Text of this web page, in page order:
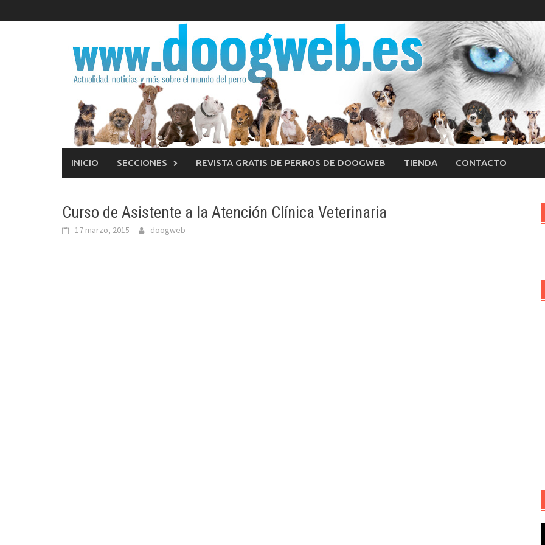
al
INICIO SECCIONES REVISTA GRATIS DE PERROS DE DOOGWEB TIENDA CONTACTO
Curso de Asistente a la Atención Clínica Veterinaria
17 marzo, 2015 doogweb